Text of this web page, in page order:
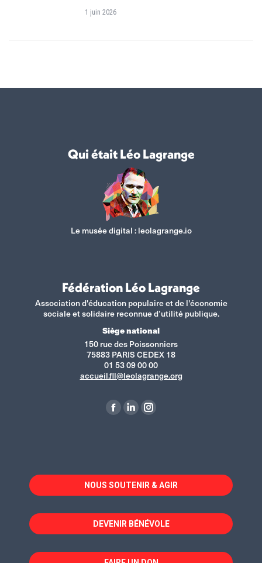
1 juin 2026
Qui était Léo Lagrange
Le musée digital :leolagrange.io
Fédération Léo Lagrange
Association d'éducation populaire et de l'économie
sociale et solidaire reconnue d’utilité publique.
Siège national
150 rue des Poissonniers
75883 PARIS CEDEX 18
01 53 09 00 00
accueil.fll@leolagrange.org
La
dans
une
fenêtre
La
dans
une
fenêtre
La
dans
une
fenêtre
NOUS SOUTENIR & AGIR
DEVENIR BÉNÉVOLE